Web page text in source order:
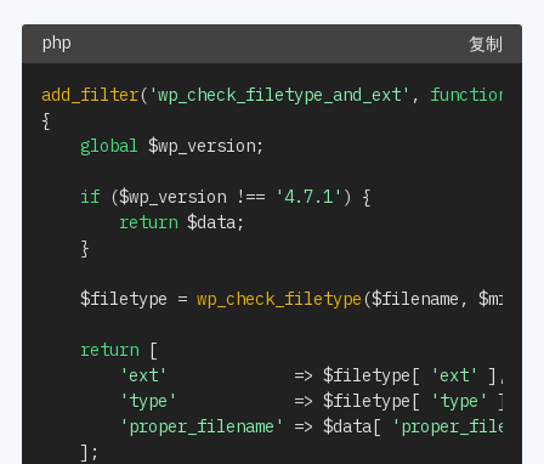
复制
add_filter( 'wp_check_filetype_and_ext' , function
{
global $wp_version;
if ($wp_version !== '4.7.1' )
{
return $data;
}
$filetype = wp_check_filetype($filename , $mimes
return [
'ext'
=> $filetype[ 'ext' ] ,
'type'
=> $filetype[ 'type' ]
'proper_filename'
=> $data[
] ;